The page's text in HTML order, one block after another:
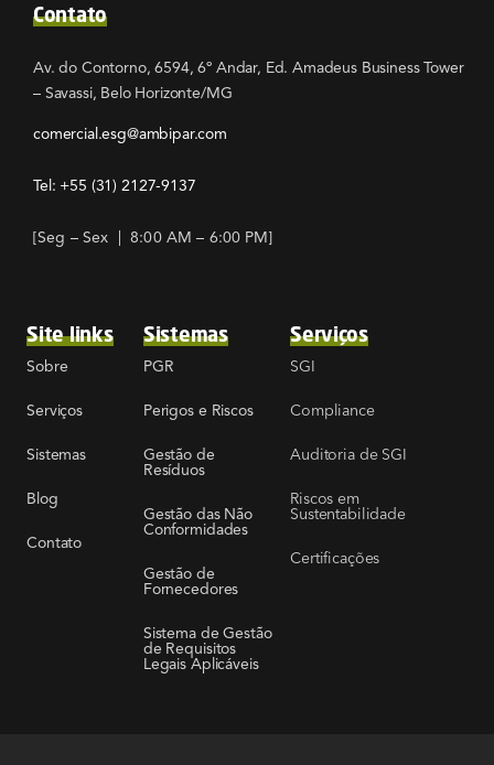
Contato
Av. do Contorno, 6594, 6º Andar, Ed. Amadeus Business Tower
– Savassi, Belo Horizonte/MG
comercial.esg@ambipar.com
Tel: +55 (31) 2127-9137
[Seg – Sex | 8:00 AM – 6:00 PM]
Site links
Sobre
Serviços
Sistemas
Blog
Contato
Sistemas
PGR
Perigos e Riscos
Gestão de
Resíduos
Gestão das Não
Conformidades
Gestão de
Fornecedores
Sistema de Gestão
de Requisitos
Legais Aplicáveis
Serviços
SGI
Compliance
Auditoria de SGI
Riscos em
Sustentabilidade
Certificações